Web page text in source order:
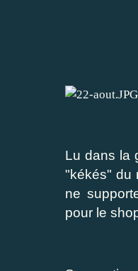
Lu dans la
"kékés" du
ne
pour le